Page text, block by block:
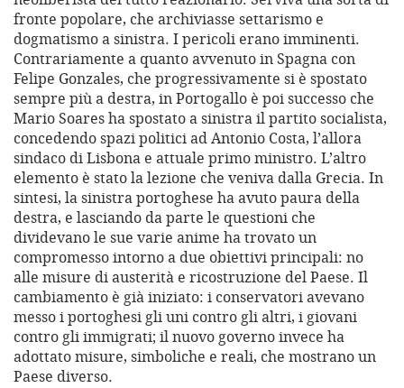
fronte popolare, che archiviasse settarismo e
dogmatismo a sinistra. I pericoli erano imminenti.
Contrariamente a quanto avvenuto in Spagna con
Felipe Gonzales, che progressivamente si è spostato
sempre più a destra, in Portogallo è poi successo che
Mario Soares ha spostato a sinistra il partito socialista,
concedendo spazi politici ad Antonio Costa, l’allora
sindaco di Lisbona e attuale primo ministro. L’altro
elemento è stato la lezione che veniva dalla Grecia. In
sintesi, la sinistra portoghese ha avuto paura della
destra, e lasciando da parte le questioni che
dividevano le sue varie anime ha trovato un
compromesso intorno a due obiettivi principali: no
alle misure di austerità e ricostruzione del Paese. Il
cambiamento è già iniziato: i conservatori avevano
messo i portoghesi gli uni contro gli altri, i giovani
contro gli immigrati; il nuovo governo invece ha
adottato misure, simboliche e reali, che mostrano un
Paese diverso.